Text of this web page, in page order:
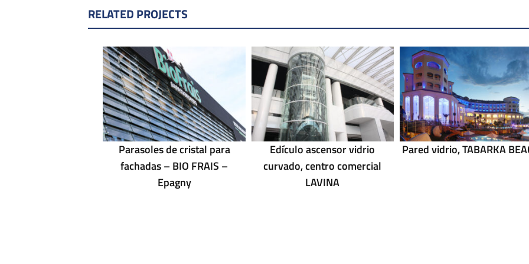
RELATED PROJECTS
Parasoles de cristal para
fachadas – BIO FRAIS –
Epagny
Edículo ascensor vidrio
curvado, centro comercial
LAVINA
Pared vidrio, TABARKA